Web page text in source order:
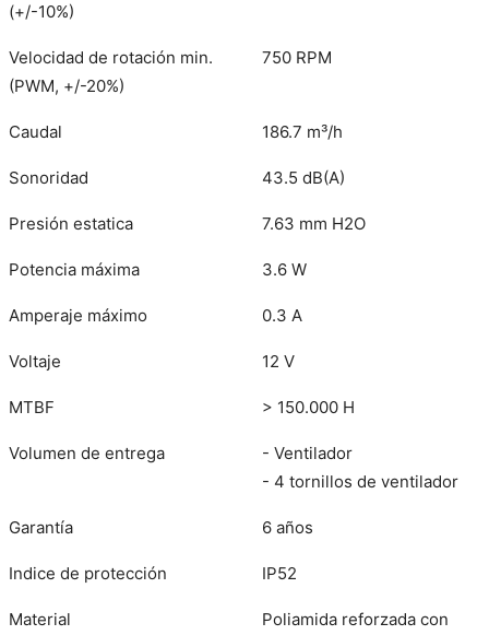
(+/-10%)
Velocidad de rotación min.
(PWM, +/-20%)
750 RPM
Caudal 186.7 m³/h
Sonoridad 43.5 dB(A)
Presión estatica 7.63 mm H2O
Potencia máxima 3.6 W
Amperaje máximo 0.3 A
Voltaje 12 V
MTBF > 150.000 H
Volumen de entrega
- Ventilador
- 4 tornillos de ventilador
Garantía 6 años
Indice de protección IP52
Material
Poliamida reforzada con